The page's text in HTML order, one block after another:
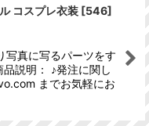
コスプレ衣装 [546]
写真に写るパーツをす
説明： ♪発注に関し
までお気軽にお